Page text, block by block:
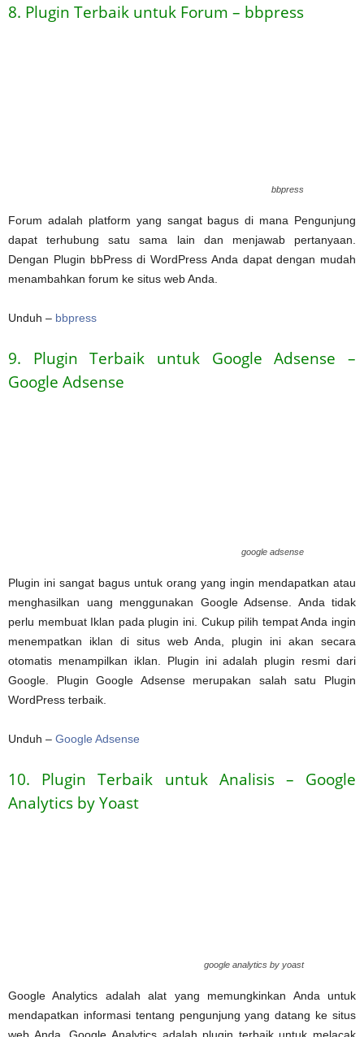
8. Plugin Terbaik untuk Forum – bbpress
bbpress
Forum adalah platform yang sangat bagus di mana Pengunjung
dapat terhubung satu sama lain dan menjawab pertanyaan.
Dengan Plugin bbPress di WordPress Anda dapat dengan mudah
menambahkan forum ke situs web Anda.
Unduh – bbpress
9. Plugin Terbaik untuk Google Adsense –
Google Adsense
google adsense
Plugin ini sangat bagus untuk orang yang ingin mendapatkan atau
menghasilkan uang menggunakan Google Adsense. Anda tidak
perlu membuat Iklan pada plugin ini. Cukup pilih tempat Anda ingin
menempatkan iklan di situs web Anda, plugin ini akan secara
otomatis menampilkan iklan. Plugin ini adalah plugin resmi dari
Google. Plugin Google Adsense merupakan salah satu Plugin
WordPress terbaik.
Unduh – Google Adsense
10. Plugin Terbaik untuk Analisis – Google
Analytics by Yoast
google analytics by yoast
Google Analytics adalah alat yang memungkinkan Anda untuk
mendapatkan informasi tentang pengunjung yang datang ke situs
web Anda. Google Analytics adalah plugin terbaik untuk melacak